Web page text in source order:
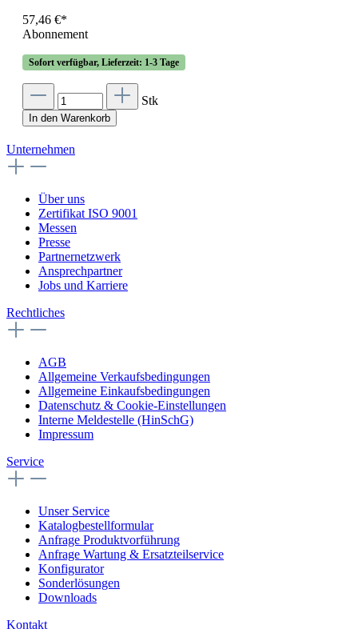
57,46 €*
Abonnement
Sofort verfügbar, Lieferzeit: 1-3 Tage
Stk
In den Warenkorb
Unternehmen
Über uns
Zertifikat ISO 9001
Messen
Presse
Partnernetzwerk
Ansprechpartner
Jobs und Karriere
Rechtliches
AGB
Allgemeine Verkaufsbedingungen
Allgemeine Einkaufsbedingungen
Datenschutz & Cookie-Einstellungen
Interne Meldestelle (HinSchG)
Impressum
Service
Unser Service
Katalogbestellformular
Anfrage Produktvorführung
Anfrage Wartung & Ersatzteilservice
Konfigurator
Sonderlösungen
Downloads
Kontakt